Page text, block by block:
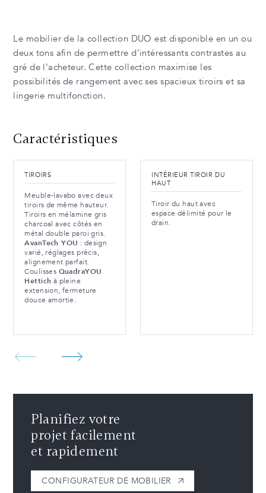
Le mobilier de la collection DUO est disponible en un ou
deux tons afin de permettre d'intéressants contrastes au
gré de l'acheteur. Cette collection maximise les
possibilités de rangement avec ses spacieux tiroirs et sa
lingerie multifonction.
Caractéristiques
TIROIRS
Meuble-lavabo avec deux
tiroirs de même hauteur.
Tiroirs en mélamine gris
charcoal avec côtés en
métal double paroi gris.
AvanTech YOU : design
varié, réglages précis,
alignement parfait.
Coulisses QuadraYOU
Hettich à pleine
extension, fermeture
douce amortie.
INTÉRIEUR TIROIR DU
HAUT
Tiroir du haut avec
espace délimité pour le
drain.
Planifiez votre
projet facilement
et rapidement
CONFIGURATEUR DE MOBILIER